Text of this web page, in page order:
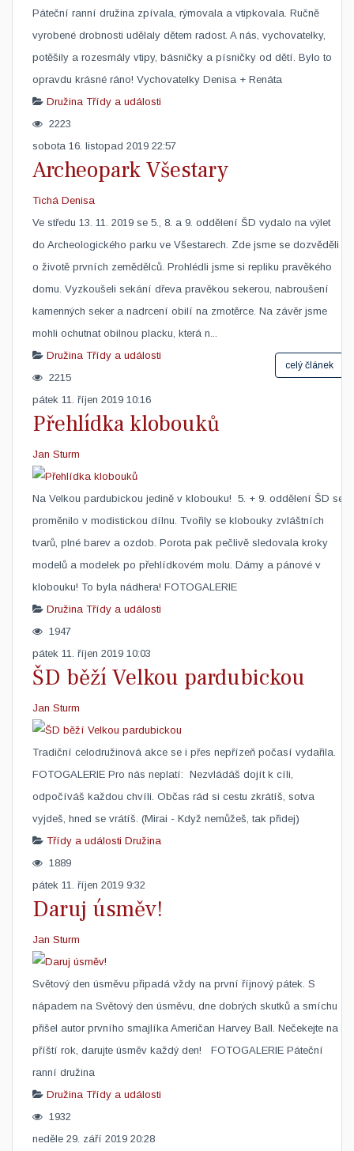
Páteční ranní družina zpívala, rýmovala a vtipkovala. Ručně
vyrobené drobnosti udělaly dětem radost. A nás, vychovatelky,
potěšily a rozesmály vtipy, básničky a písničky od dětí. Bylo to
opravdu krásné ráno! Vychovatelky Denisa + Renáta​
Družina Třídy a události
2223
sobota 16. listopad 2019 22:57
Archeopark Všestary
Tichá Denisa
Ve středu 13. 11. 2019 se 5., 8. a 9. oddělení ŠD vydalo na výlet
do Archeologického parku ve Všestarech. Zde jsme se dozvěděli
o životě prvních zemědělců. Prohlédli jsme si repliku pravěkého
domu. Vyzkoušeli sekání dřeva pravěkou sekerou, nabroušení
kamenných seker a nadrcení obilí na zrnotěrce. Na závěr jsme
mohli ochutnat obilnou placku, která n...
celý článek
Družina Třídy a události
2215
pátek 11. říjen 2019 10:16
Přehlídka klobouků
Jan Sturm
Na Velkou pardubickou jedině v klobouku! 5. + 9. oddělení ŠD se
proměnilo v modistickou dílnu. Tvořily se klobouky zvláštních
tvarů, plné barev a ozdob. Porota pak pečlivě sledovala kroky
modelů a modelek po přehlídkovém molu. Dámy a pánové v
klobouku! To byla nádhera! FOTOGALERIE
Družina Třídy a události
1947
pátek 11. říjen 2019 10:03
ŠD běží Velkou pardubickou
Jan Sturm
Tradiční celodružinová akce se i přes nepřízeň počasí vydařila.
FOTOGALERIE Pro nás neplatí: Nezvládáš dojít k cíli,
odpočíváš každou chvíli. Občas rád si cestu zkrátíš, sotva
vyjdeš, hned se vrátíš. (Mirai - Když nemůžeš, tak přidej)
Třídy a události Družina
1889
pátek 11. říjen 2019 9:32
Daruj úsměv!
Jan Sturm
Světový den úsměvu připadá vždy na první říjnový pátek. S
nápadem na Světový den úsměvu, dne dobrých skutků a smíchu
přišel autor prvního smajlíka Američan Harvey Ball. Nečekejte na
příští rok, darujte úsměv každý den! FOTOGALERIE Páteční
ranní družina
Družina Třídy a události
1932
neděle 29. září 2019 20:28